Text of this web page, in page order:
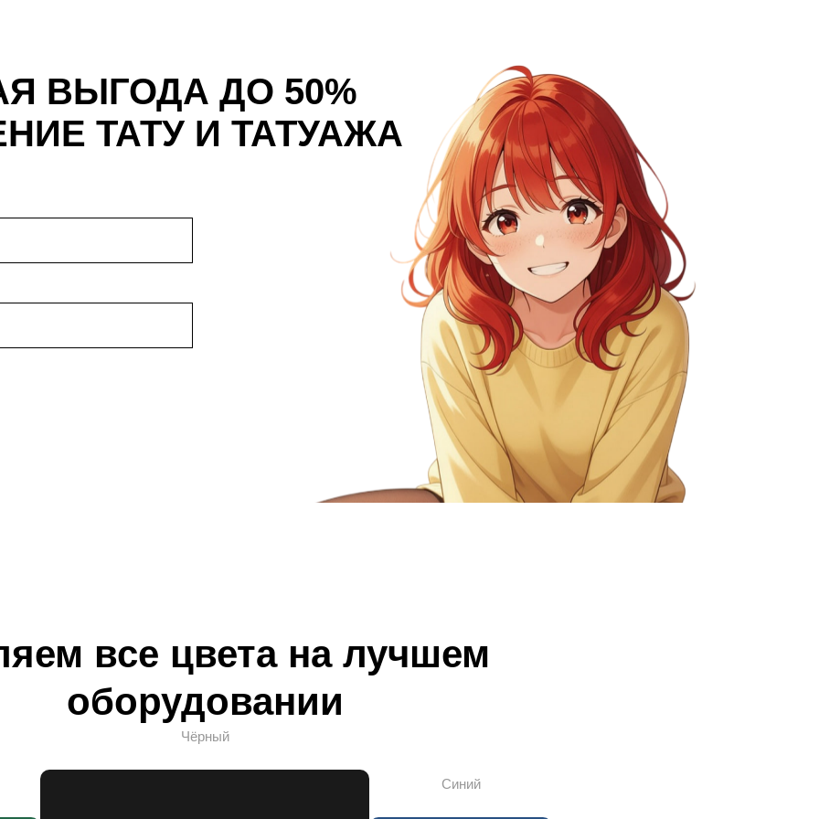
ВЫГОДА ДО 50%
ТАТУ И ТАТУАЖА
все цвета на лучшем
оборудовании
Чёрный
Синий